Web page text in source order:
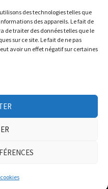
des technologies telles que
des appareils. Le fait de
de traiter des données telles que le
sur ce site. Le fait de ne pas
avoir un effet négatif sur certaines
- Tous droits reservés